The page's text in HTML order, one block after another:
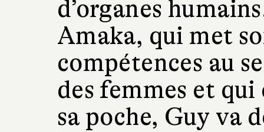
d’organes
Amaka, qui met
compétences au
des femmes et
sa poche, Guy va